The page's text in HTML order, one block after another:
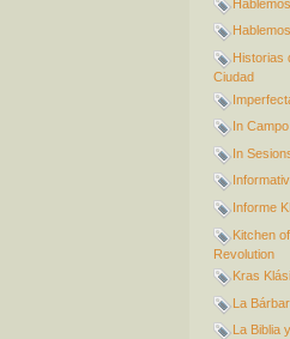
Historias
Ciudad
In
In
Informe
Kitchen
Revolution
Kras
La
La Biblia